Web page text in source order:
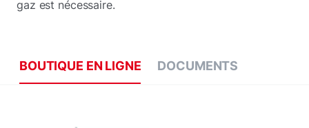
gaz est nécessaire.
BOUTIQUE EN LIGNE DOCUMENTS